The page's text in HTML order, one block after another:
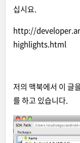
십시요.
http://
highlights.html
저의 맥북에서 이 글
를 하고 있습니다.